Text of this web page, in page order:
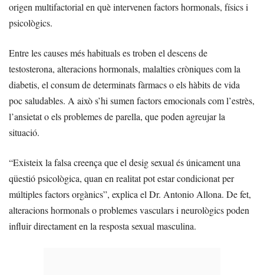
origen multifactorial en què intervenen factors hormonals, físics i
psicològics.
Entre les causes més habituals es troben el descens de
testosterona, alteracions hormonals, malalties cròniques com la
diabetis, el consum de determinats fàrmacs o els hàbits de vida
poc saludables. A això s’hi sumen factors emocionals com l’estrès,
l’ansietat o els problemes de parella, que poden agreujar la
situació.
“Existeix la falsa creença que el desig sexual és únicament una
qüestió psicològica, quan en realitat pot estar condicionat per
múltiples factors orgànics”, explica el Dr. Antonio Allona. De fet,
alteracions hormonals o problemes vasculars i neurològics poden
influir directament en la resposta sexual masculina.